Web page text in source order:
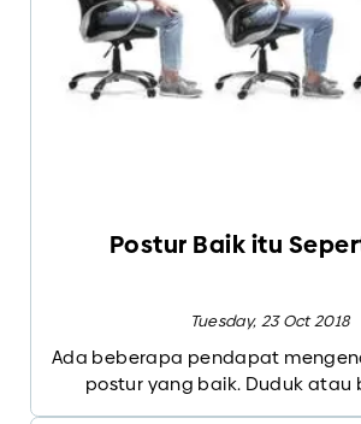
Postur Baik itu
Tuesday, 23 Oct 2018
Ada beberapa pendapat
postur yang baik. Duduk atau
berjalan memiliki posisi yang